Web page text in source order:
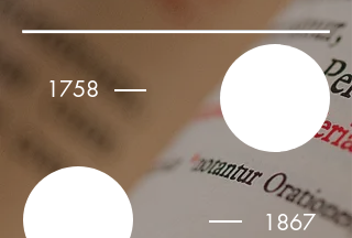
1758
1867